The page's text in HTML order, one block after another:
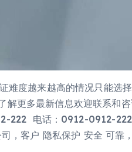
难度越来越高的情况只能选
解更多最新信息欢迎联系
222 电话：0912-0912-222
，客户 隐私保护 安全 可靠